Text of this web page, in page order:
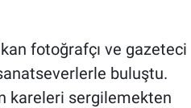
fotoğrafçı ve gazeteci
buluştu.
kareleri sergilemekten